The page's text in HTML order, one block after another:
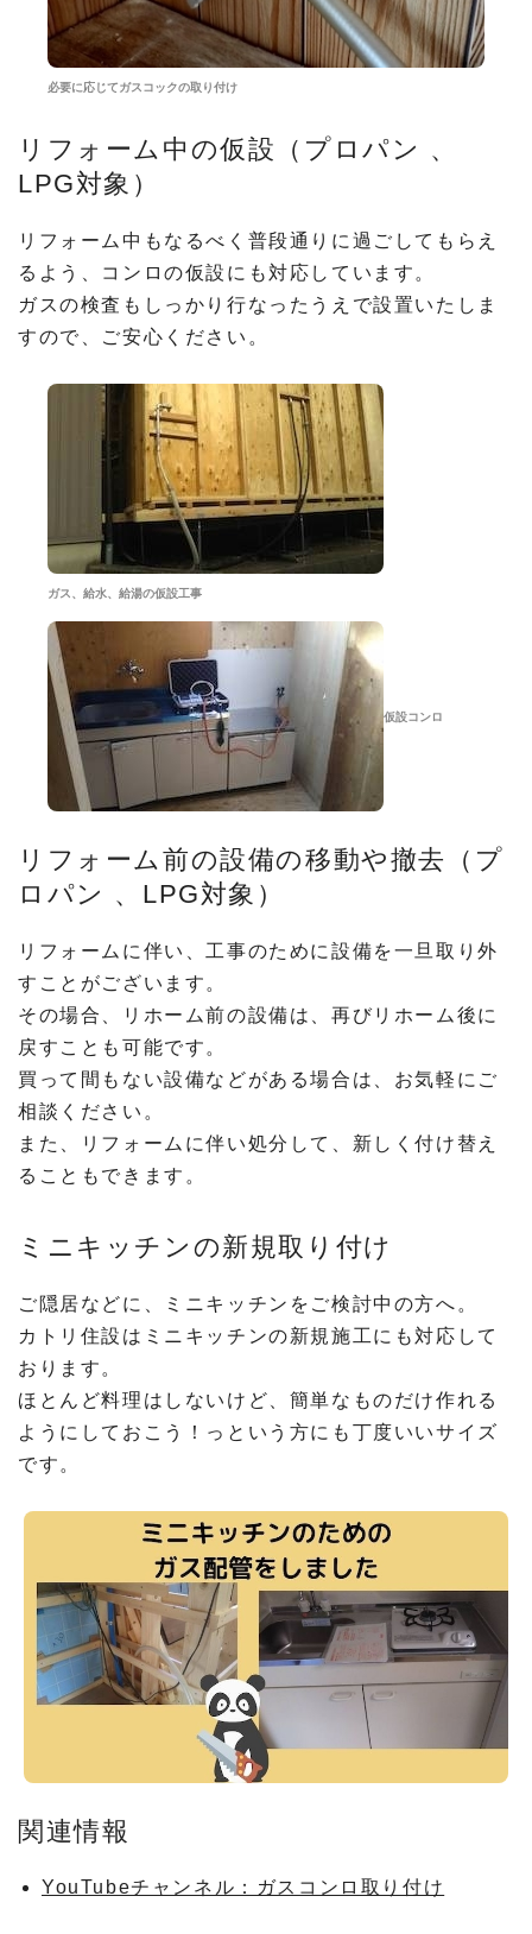
必要に応じてガスコックの取り付け
リフォーム中の仮設（プロパン 、
LPG対象）
リフォーム中もなるべく普段通りに過ごしてもらえ
るよう、コンロの仮設にも対応しています。
ガスの検査もしっかり行なったうえで設置いたしま
すので、ご安心ください。
ガス、給水、給湯の仮設工事
仮設コンロ
リフォーム前の設備の移動や撤去（プ
ロパン 、LPG対象）
リフォームに伴い、工事のために設備を一旦取り外
すことがございます。
その場合、リホーム前の設備は、再びリホーム後に
戻すことも可能です。
買って間もない設備などがある場合は、お気軽にご
相談ください。
また、リフォームに伴い処分して、新しく付け替え
ることもできます。
ミニキッチンの新規取り付け
ご隠居などに、ミニキッチンをご検討中の方へ。
カトリ住設はミニキッチンの新規施工にも対応して
おります。
ほとんど料理はしないけど、簡単なものだけ作れる
ようにしておこう！っという方にも丁度いいサイズ
です。
関連情報
YouTubeチャンネル：ガスコンロ取り付け